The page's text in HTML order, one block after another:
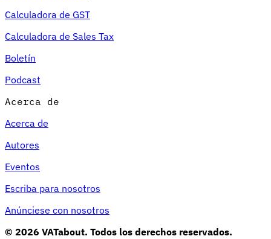
Calculadora de GST
Calculadora de Sales Tax
Boletín
Podcast
Acerca de
Acerca de
Autores
Eventos
Escriba para nosotros
Anúnciese con nosotros
© 2026 VATabout. Todos los derechos reservados.